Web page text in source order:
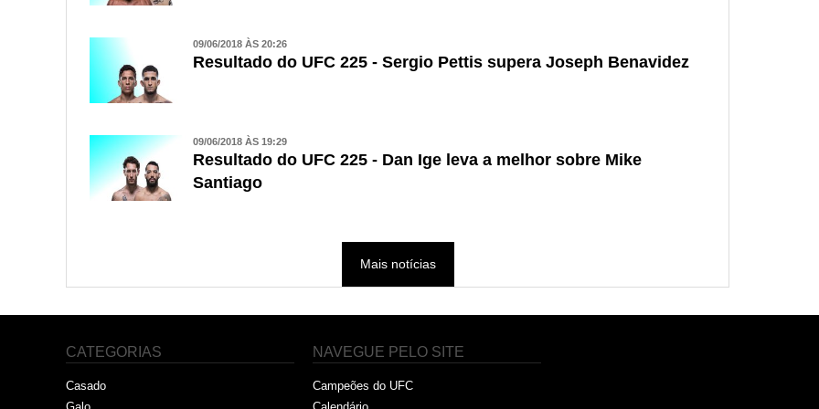
09/06/2018 ÀS 20:26
Resultado do UFC 225 - Sergio Pettis supera Joseph Benavidez
09/06/2018 ÀS 19:29
Resultado do UFC 225 - Dan Ige leva a melhor sobre Mike
Santiago
Mais notícias
CATEGORIAS
Casado
NAVEGUE PELO SITE
Campeões do UFC